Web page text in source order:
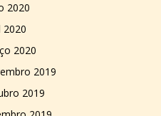
2020
2020
2020
2019
2019